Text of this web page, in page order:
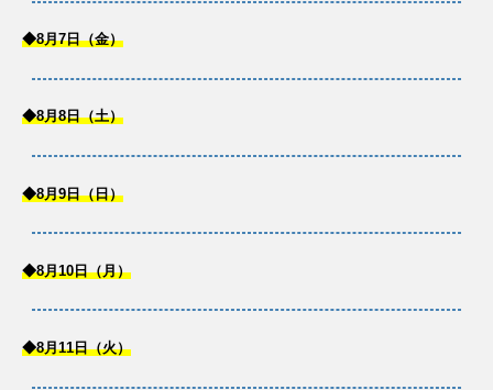
◆8月7日（金）
◆8月8日（土）
◆8月9日（日）
◆8月10日（月）
◆8月11日（火）